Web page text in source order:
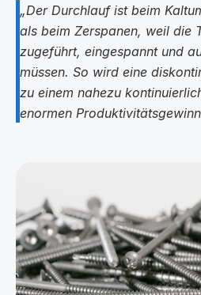
„Der Durchlauf ist beim
als beim Zerspanen, weil die
zugeführt, eingespannt und
müssen. So wird eine
zu einem nahezu
enormen